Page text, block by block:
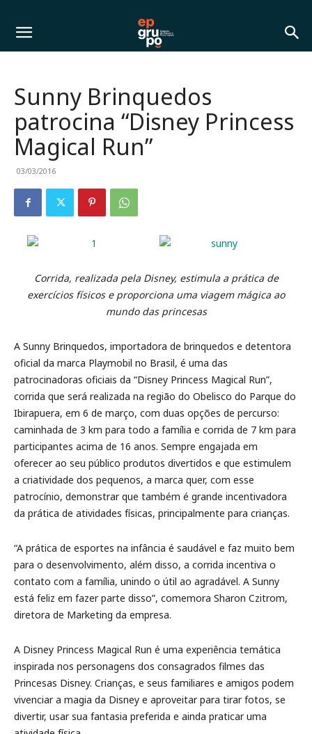
Sunny Brinquedos
patrocina “Disney Princess
Magical Run”
03/03/2016
Corrida, realizada pela Disney, estimula a prática de
exercícios físicos e proporciona uma viagem mágica ao
mundo das princesas
A Sunny Brinquedos, importadora de brinquedos e detentora
oficial da marca Playmobil no Brasil, é uma das
patrocinadoras oficiais da “Disney Princess Magical Run”,
corrida que será realizada na região do Obelisco do Parque do
Ibirapuera, em 6 de março, com duas opções de percurso:
caminhada de 3 km para todo a família e corrida de 7 km para
participantes acima de 16 anos. Sempre engajada em
oferecer ao seu público produtos divertidos e que estimulem
a criatividade dos pequenos, a marca quer, com esse
patrocínio, demonstrar que também é grande incentivadora
da prática de atividades físicas, principalmente para crianças.
“A prática de esportes na infância é saudável e faz muito bem
para o desenvolvimento, além disso, a corrida incentiva o
contato com a família, unindo o útil ao agradável. A Sunny
está feliz em fazer parte disso”, comemora Sharon Czitrom,
diretora de Marketing da empresa.
A Disney Princess Magical Run é uma experiência temática
inspirada nos personagens dos consagrados filmes das
Princesas Disney. Crianças, e seus familiares e amigos podem
vivenciar a magia da Disney e aproveitar para tirar fotos, se
divertir, usar sua fantasia preferida e ainda praticar uma